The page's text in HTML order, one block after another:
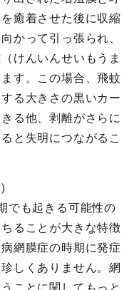
癒着させた後に収縮
かって引っ張られ、
けんいんせいもうま
す。この場合、飛蚊
る大きさの黒いカー
る他、剥離がさらに
と失明につながるこ
でも起きる可能性の
ることが大きな特徴
網膜症の時期に発症
しくありません。網